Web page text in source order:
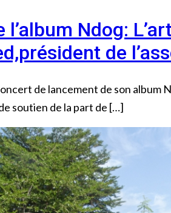
l’album Ndog:
de
de lancement de son album
soutien de la part de […]